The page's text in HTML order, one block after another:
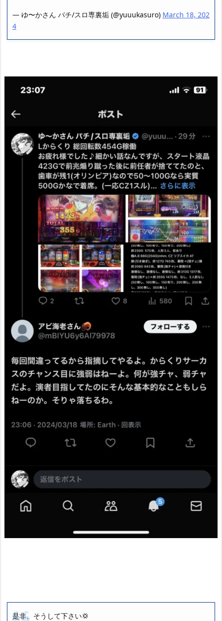
— ゆ〜かさん パチ/スロ専裏垢 (@yuuukasuro) March 18, 202
4
是非、そうして下さい💢